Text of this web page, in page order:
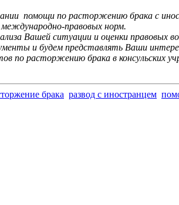
помощи по расторжению брака с
международно-правовых норм.
Вашей ситуации и оценки правовых
и будем представлять Ваши
по расторжению брака в консульских
брака развод с иностранцем